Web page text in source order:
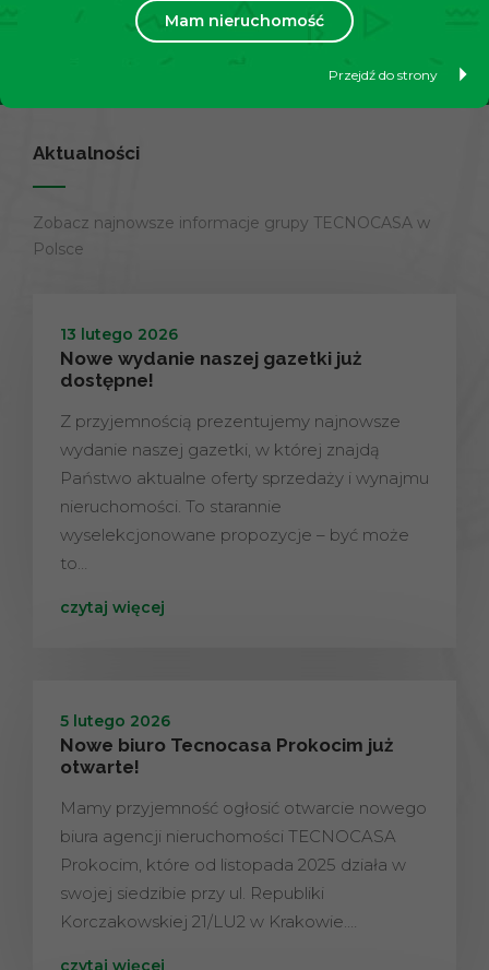
Mam nieruchomość
Przejdź do strony
Aktualności
Zobacz najnowsze informacje grupy TECNOCASA w
Polsce
13 lutego 2026
Nowe wydanie naszej gazetki już
dostępne!
Z przyjemnością prezentujemy najnowsze
wydanie naszej gazetki, w której znajdą
Państwo aktualne oferty sprzedaży i wynajmu
nieruchomości. To starannie
wyselekcjonowane propozycje – być może
to…
czytaj więcej
5 lutego 2026
Nowe biuro Tecnocasa Prokocim już
otwarte!
Mamy przyjemność ogłosić otwarcie nowego
biura agencji nieruchomości TECNOCASA
Prokocim, które od listopada 2025 działa w
swojej siedzibie przy ul. Republiki
Korczakowskiej 21/LU2 w Krakowie.…
czytaj więcej